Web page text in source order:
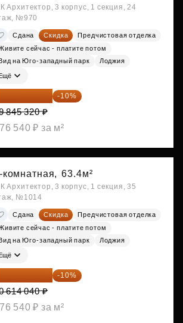
Архитектор, 3 корпус, 1 секция, 24
№970
Сдана Скидка
Предчистовая отделка
сейчас - платите потом
на Юго-западный парк
Лоджия
860 788 ₽ -10%
845 320 ₽
540 ₽ за м²
комнатная, 63.4м²
Архитектор, 3 корпус, 1 секция, 35
№1014
Сдана Скидка
Предчистовая отделка
сейчас - платите потом
на Юго-западный парк
Лоджия
552 636 ₽ -10%
614 040 ₽
540 ₽ за м²